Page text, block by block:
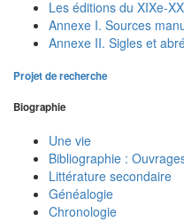
Les éditions du XIXe-
Annexe I. Sources
Annexe II. Sigles et
Projet de recherche
Biographie
Une vie
Bibliographie :
Littérature secondaire
Généalogie
Chronologie